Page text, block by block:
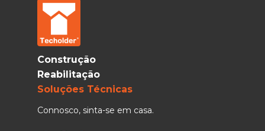
Construção
Reabilitação
Soluções Técnicas
Connosco, sinta-se em casa.